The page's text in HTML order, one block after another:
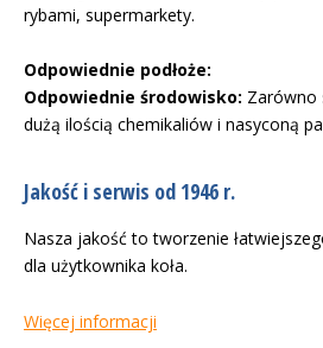
rybami, supermarkety.
Odpowiednie podłoże:
Odpowiednie środowisko: Zarówno
dużą ilością chemikaliów i nasyconą
Jakość i serwis od 1946 r.
Nasza jakość to tworzenie
dla użytkownika koła.
Więcej informacji